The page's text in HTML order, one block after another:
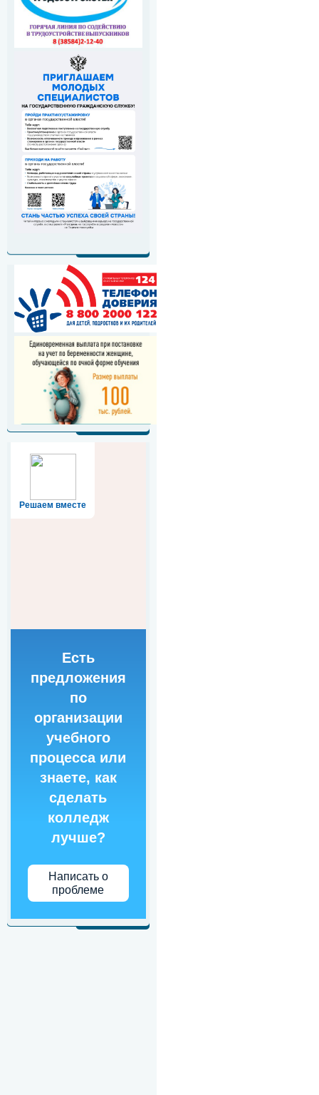
Решаем вместе
Есть
предложения
по
организации
учебного
процесса или
знаете, как
сделать
колледж
лучше?
Написать о
проблеме